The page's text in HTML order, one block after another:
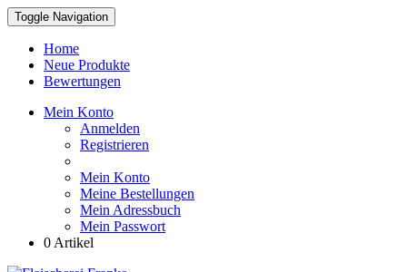
Toggle Navigation
Home
Neue Produkte
Bewertungen
Mein Konto
Anmelden
Registrieren
Mein Konto
Meine Bestellungen
Mein Adressbuch
Mein Passwort
0 Artikel